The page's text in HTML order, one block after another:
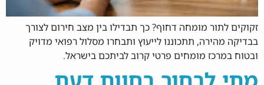
זקוקים לתור מומחה דחוף? כך תבדילו בין מצב חירום לצורך
בבדיקה מהירה, תתכוננו לייעוץ ותבחרו מסלול רפואי מדויק
ובטוח במרכז מומחים פרטי קרוב לביתכם בישראל.